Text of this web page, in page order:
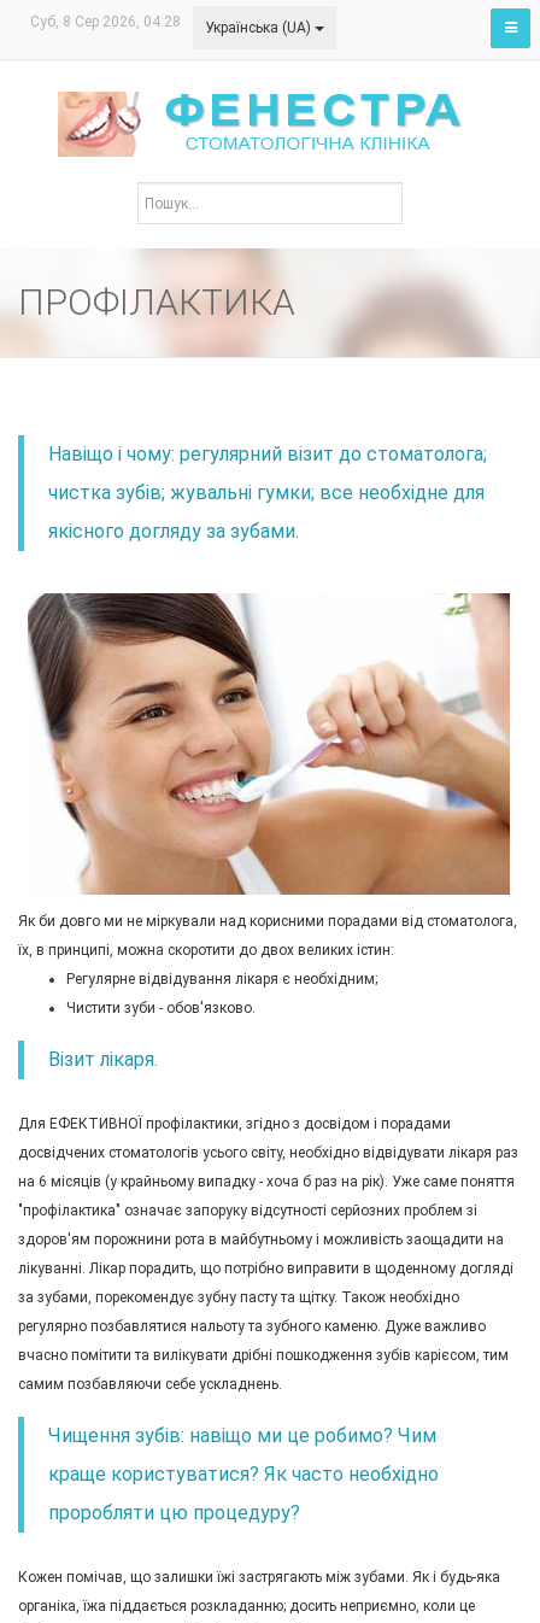
Українська (UA)
Суб, 8 Сер 2026, 04:28
ПРОФІЛАКТИКА
Навіщо і чому: регулярний візит до стоматолога;
чистка зубів; жувальні гумки; все необхідне для
якісного догляду за зубами.
Як би довго ми не міркували над корисними порадами від стоматолога,
їх, в принципі, можна скоротити до двох великих істин:
Регулярне відвідування лікаря є необхідним;
Чистити зуби - обов'язково.
Візит лікаря.
Для ЕФЕКТИВНОЇ профілактики, згідно з досвідом і порадами
досвідчених стоматологів усього світу, необхідно відвідувати лікаря раз
на 6 місяців (у крайньому випадку - хоча б раз на рік). Уже саме поняття
"профілактика" означає запоруку відсутності серйозних проблем зі
здоров'ям порожнини рота в майбутньому і можливість заощадити на
лікуванні. Лікар порадить, що потрібно виправити в щоденному догляді
за зубами, порекомендує зубну пасту та щітку. Також необхідно
регулярно позбавлятися нальоту та зубного каменю. Дуже важливо
вчасно помітити та вилікувати дрібні пошкодження зубів карієсом, тим
самим позбавляючи себе ускладнень.
Чищення зубів: навіщо ми це робимо? Чим
краще користуватися? Як часто необхідно
проробляти цю процедуру?
Кожен помічав, що залишки їжі застрягають між зубами. Як і будь-яка
органіка, їжа піддається розкладанню; досить неприємно, коли це